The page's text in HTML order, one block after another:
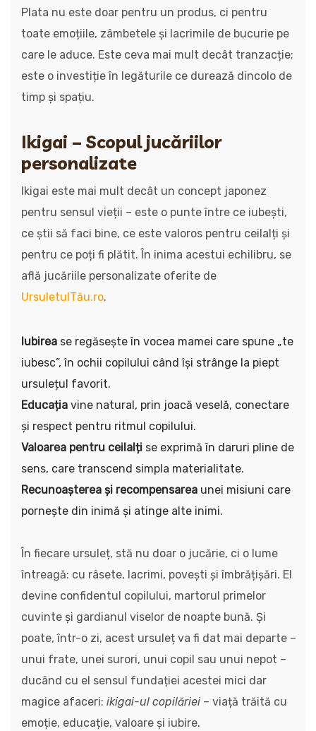
Plata nu este doar pentru un produs, ci pentru
toate emoțiile, zâmbetele și lacrimile de bucurie pe
care le aduce. Este ceva mai mult decât tranzacție;
este o investiție în legăturile ce durează dincolo de
timp și spațiu.
Ikigai – Scopul jucăriilor
personalizate
Ikigai este mai mult decât un concept japonez
pentru sensul vieții – este o punte între ce iubești,
ce știi să faci bine, ce este valoros pentru ceilalți și
pentru ce poți fi plătit. În inima acestui echilibru, se
află jucăriile personalizate oferite de
UrsuletulTău.ro.
Iubirea se regăsește în vocea mamei care spune „te
iubesc”, în ochii copilului când își strânge la piept
ursulețul favorit.
Educația vine natural, prin joacă veselă, conectare
și respect pentru ritmul copilului.
Valoarea pentru ceilalți se exprimă în daruri pline de
sens, care transcend simpla materialitate.
Recunoașterea și recompensarea unei misiuni care
pornește din inimă și atinge alte inimi.
În fiecare ursuleț, stă nu doar o jucărie, ci o lume
întreagă: cu râsete, lacrimi, povești și îmbrățișări. El
devine confidentul copilului, martorul primelor
cuvinte și gardianul viselor de noapte bună. Și
poate, într-o zi, acest ursuleț va fi dat mai departe –
unui frate, unei surori, unui copil sau unui nepot –
ducând cu el sensul fundației acestei mici dar
magice afaceri: ikigai-ul copilăriei – viață trăită cu
emoție, educație, valoare și iubire.